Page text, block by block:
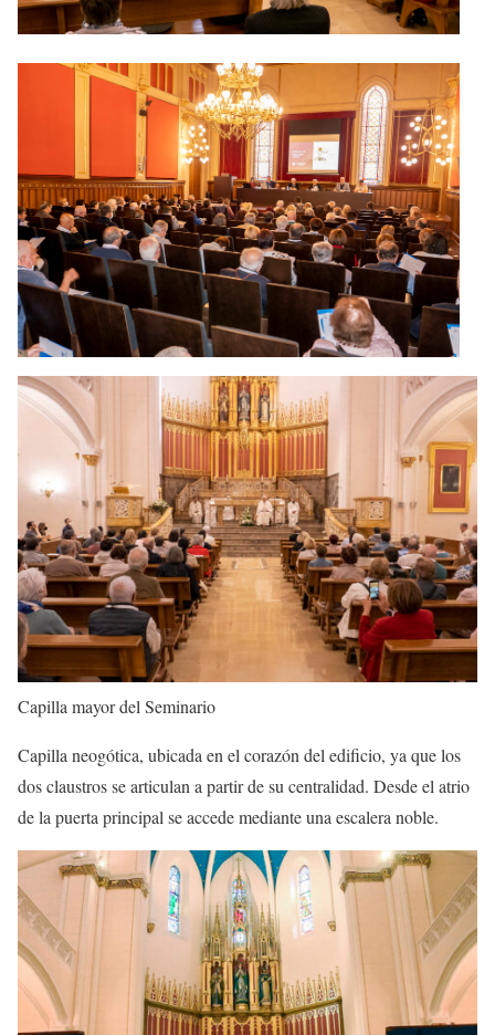
Capilla mayor del Seminario
Capilla neogótica, ubicada en el corazón del edificio, ya que los
dos claustros se articulan a partir de su centralidad. Desde el atrio
de la puerta principal se accede mediante una escalera noble.